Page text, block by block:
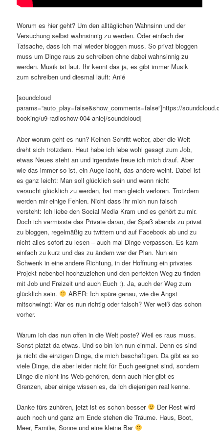
Worum es hier geht? Um den alltäglichen Wahnsinn und der
Versuchung selbst wahnsinnig zu werden. Oder einfach der
Tatsache, dass ich mal wieder bloggen muss. So privat bloggen
muss um Dinge raus zu schreiben ohne dabei wahnsinnig zu
werden. Musik ist laut. Ihr kennt das ja, es gibt immer Musik
zum schreiben und diesmal läuft: Anié
[soundcloud
params=“auto_play=false&show_comments=false“]https://
booking/u9-radioshow-004-anie[/soundcloud]
Aber worum geht es nun? Keinen Schritt weiter, aber die Welt
dreht sich trotzdem. Heut habe ich lebe wohl gesagt zum Job,
etwas Neues steht an und irgendwie freue ich mich drauf. Aber
wie das immer so ist, ein Auge lacht, das andere weint. Dabei ist
es ganz leicht: Man soll glücklich sein und wenn nicht
versucht glücklich zu werden, hat man gleich verloren. Trotzdem
werden mir einige Fehlen. Nicht dass ihr mich nun falsch
versteht: Ich liebe den Social Media Kram und es gehört zu mir.
Doch ich vermisste das Private daran, der Spaß abends zu privat
zu bloggen, regelmäßig zu twittern und auf Facebook ab und zu
nicht alles sofort zu lesen – auch mal Dinge verpassen. Es kam
einfach zu kurz und das zu ändern war der Plan. Nun ein
Schwenk in eine andere Richtung, in der Hoffnung ein privates
Projekt nebenbei hochzuziehen und den perfekten Weg zu finden
mit Job und Freizeit und auch Euch :). Ja, auch der Weg zum
glücklich sein.
ABER: Ich spüre genau, wie die Angst
mitschwingt: War es nun richtig oder falsch? Wer weiß das schon
vorher.
Warum ich das nun offen in die Welt poste? Weil es raus muss.
Sonst platzt da etwas. Und so bin ich nun einmal. Denn es sind
ja nicht die einzigen Dinge, die mich beschäftigen. Da gibt es so
viele Dinge, die aber leider nicht für Euch geeignet sind, sondern
Dinge die nicht ins Web gehören, denn auch hier gibt es
Grenzen, aber einige wissen es, da ich diejenigen real kenne.
Danke fürs zuhören, jetzt ist es schon besser
Der Rest wird
auch noch und ganz am Ende stehen die Träume. Haus, Boot,
Meer, Familie, Sonne und eine kleine Bar